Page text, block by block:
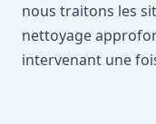
nous traitons les
nettoyage
intervenant une